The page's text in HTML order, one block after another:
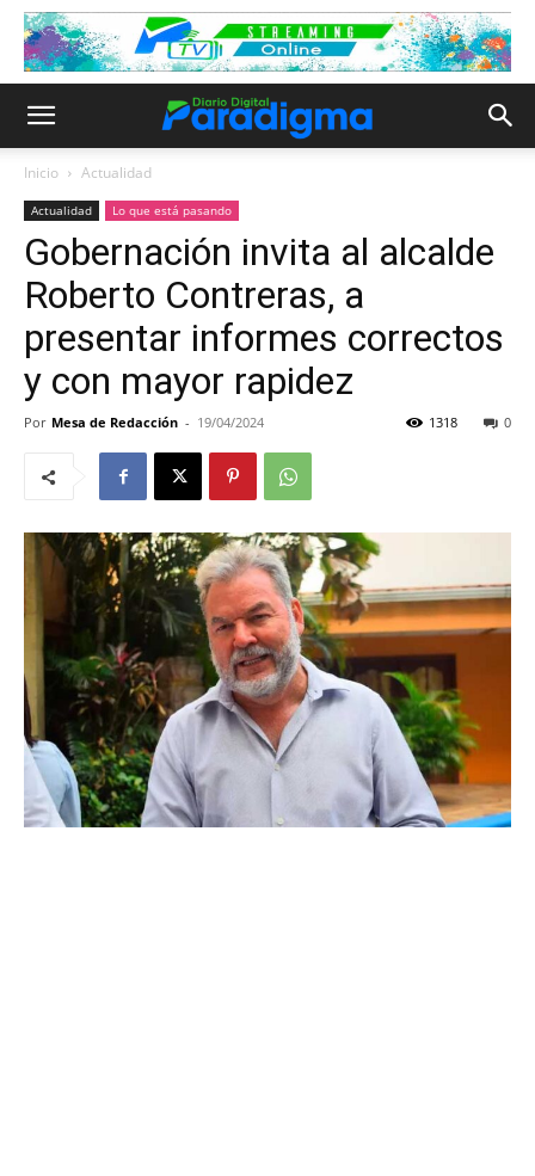
Inicio Actualidad
Actualidad Lo que está pasando
Gobernación invita al alcalde
Roberto Contreras, a
presentar informes correctos
y con mayor rapidez
Por Mesa de Redacción - 19/04/2024 0
1318